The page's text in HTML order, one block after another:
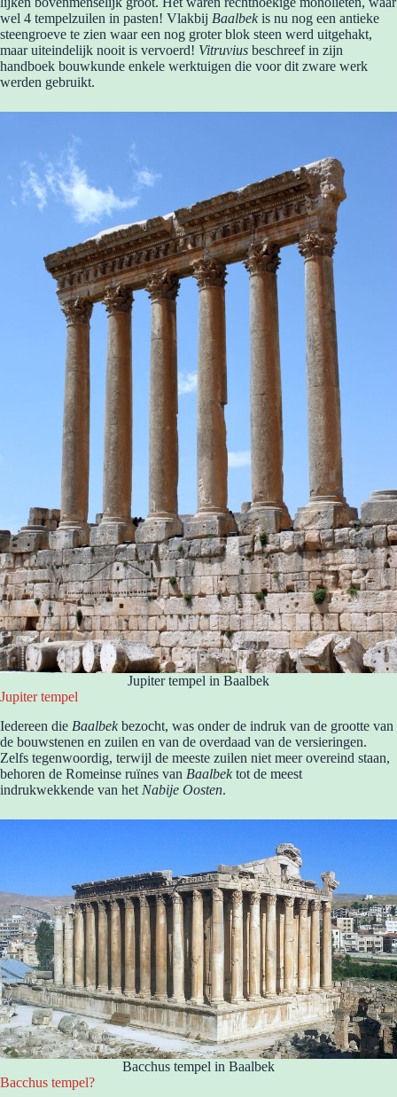
wel 4 tempelzuilen in pasten! Vlakbij Baalbek is nu nog een antieke
steengroeve te zien waar een nog groter blok steen werd uitgehakt,
maar uiteindelijk nooit is vervoerd! Vitruvius beschreef in zijn
handboek bouwkunde enkele werktuigen die voor dit zware werk
werden gebruikt.
Jupiter tempel in Baalbek
Jupiter tempel
Iedereen die Baalbek bezocht, was onder de indruk van de grootte van
de bouwstenen en zuilen en van de overdaad van de versieringen.
Zelfs tegenwoordig, terwijl de meeste zuilen niet meer overeind staan,
behoren de Romeinse ruïnes van Baalbek tot de meest
indrukwekkende van het Nabije Oosten.
Bacchus tempel in Baalbek
Bacchus tempel?